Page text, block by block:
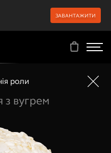
ЗАВАНТАЖИТИ
роли
з вугрем